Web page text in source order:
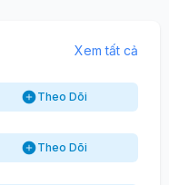
Xem tất cả
Theo Dõi
Theo Dõi